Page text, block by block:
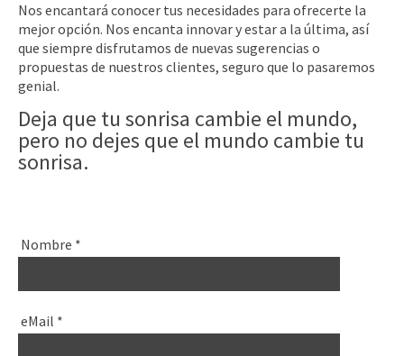
Nos encantará conocer tus necesidades para ofrecerte la
mejor opción. Nos encanta innovar y estar a la última, así
que siempre disfrutamos de nuevas sugerencias o
propuestas de nuestros clientes, seguro que lo pasaremos
genial.
Deja que tu sonrisa cambie el mundo,
pero no dejes que el mundo cambie tu
sonrisa.
Nombre *
eMail *